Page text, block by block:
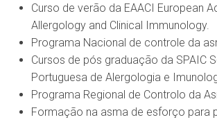
Curso de verão da EAACI European
Allergology and Clinical Immunology.
Programa Nacional de controle da
Cursos de pós graduação da SPAIC
Portuguesa de Alergologia e
Programa Regional de Controlo da
Formação na asma de esforço para